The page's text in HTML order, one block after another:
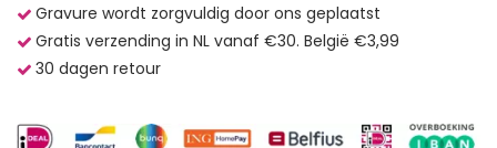
Gravure wordt zorgvuldig door ons geplaatst
Gratis verzending in NL vanaf €30. België €3,99
30 dagen retour